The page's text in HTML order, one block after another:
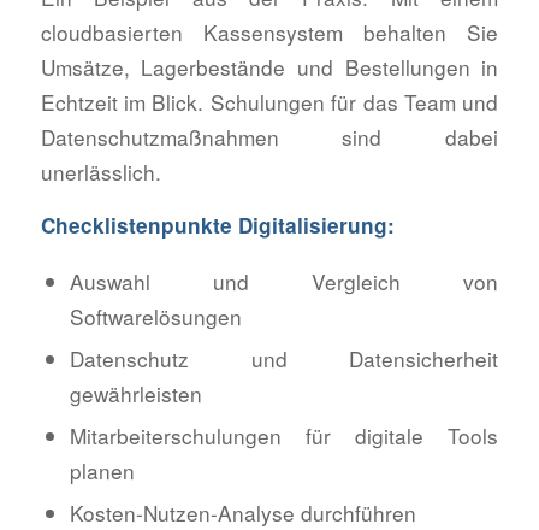
cloudbasierten Kassensystem behalten Sie
Umsätze, Lagerbestände und Bestellungen in
Echtzeit im Blick. Schulungen für das Team und
Datenschutzmaßnahmen sind dabei
unerlässlich.
Checklistenpunkte Digitalisierung:
Auswahl und Vergleich von
Softwarelösungen
Datenschutz und Datensicherheit
gewährleisten
Mitarbeiterschulungen für digitale Tools
planen
Kosten-Nutzen-Analyse durchführen